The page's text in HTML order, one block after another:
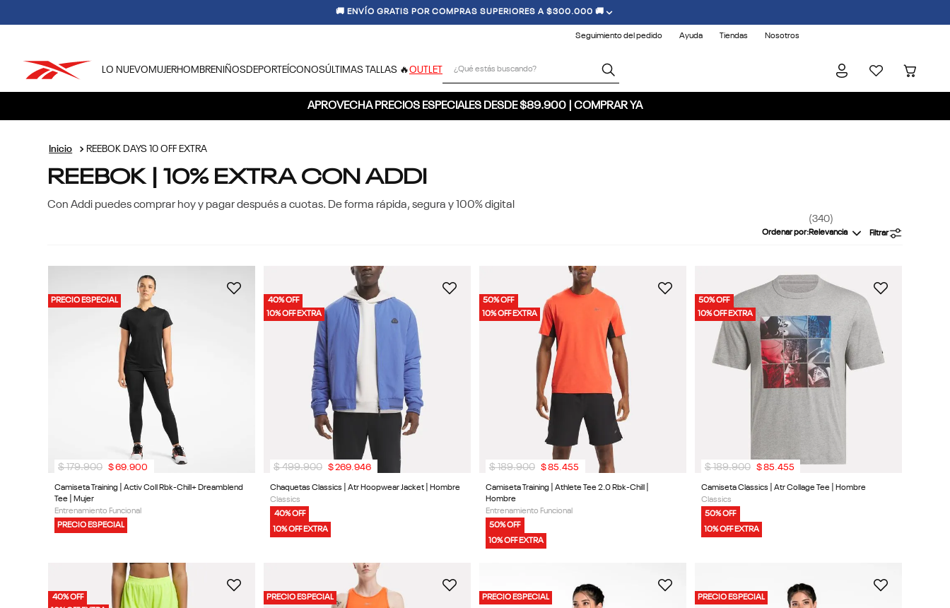
🚚 ENVÍO GRATIS POR COMPRAS SUPERIORES A $300.000 🚚
Seguimiento del pedido Ayuda Tiendas Nosotros
LO NUEVO MUJERHOMBRENIÑOSDEPORTE ÍCONOSÚLTIMAS TALLAS 🔥OUTLET
APROVECHA PRECIOS ESPECIALES DESDE $89.900 | COMPRAR YA
REEBOK DAYS 10 OFF EXTRA
REEBOK | 10% EXTRA CON ADDI
Con Addi puedes comprar hoy y pagar después a cuotas. De forma rápida, segura y 100% digital
340
Ordenar por Relevancia Filtrar
PRECIO ESPECIAL
Camiseta Training | Activ Coll Rbk-Chill+ Dreamblend
Tee | Mujer
Entrenamiento Funcional
PRECIO ESPECIAL
$ 179.900 $69.900
40% OFF
10% OFF EXTRA
Chaquetas Classics | Atr Hoopwear Jacket | Hombre
Classics
40% OFF
10% OFF EXTRA
$ 499.900 $269.946
50% OFF
10% OFF EXTRA
Camiseta Training | Athlete Tee 2.0 Rbk-Chill |
Hombre
Entrenamiento Funcional
50% OFF
10% OFF EXTRA
$ 189.900 $85.455
50% OFF
10% OFF EXTRA
Camiseta Classics | Atr Collage Tee | Hombre
Classics
50% OFF
10% OFF EXTRA
$ 189.900 $85.455
40% OFF
PRECIO ESPECIAL PRECIO ESPECIAL PRECIO ESPECIAL
1.
tenis hombre
2.
tenis mujer
.
tenis reebok classics
7.
américa cali
.
10.